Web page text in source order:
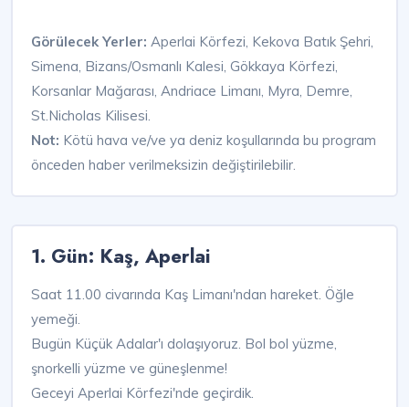
Görülecek Yerler: Aperlai Körfezi, Kekova Batık Şehri,
Simena, Bizans/Osmanlı Kalesi, Gökkaya Körfezi,
Korsanlar Mağarası, Andriace Limanı, Myra, Demre,
St.Nicholas Kilisesi.
Not: Kötü hava ve/ve ya deniz koşullarında bu program
önceden haber verilmeksizin değiştirilebilir.
1. Gün: Kaş, Aperlai
Saat 11.00 civarında Kaş Limanı'ndan hareket. Öğle
yemeği.
Bugün Küçük Adalar'ı dolaşıyoruz. Bol bol yüzme,
şnorkelli yüzme ve güneşlenme!
Geceyi Aperlai Körfezi'nde geçirdik.